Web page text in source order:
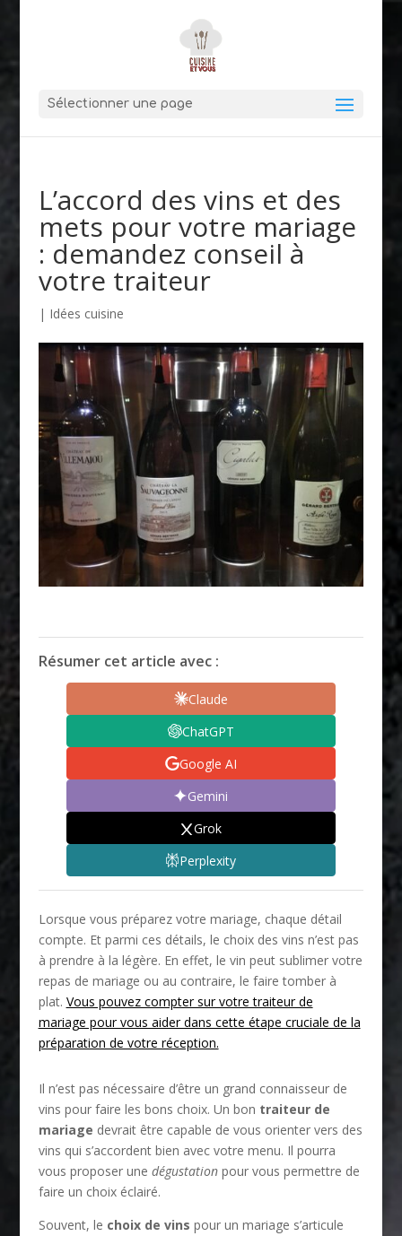
Sélectionner une page
L’accord des vins et des
mets pour votre mariage
: demandez conseil à
votre traiteur
| Idées cuisine
Résumer cet article avec :
Claude
ChatGPT
Google AI
Gemini
Grok
Perplexity
Lorsque vous préparez votre mariage, chaque détail
compte. Et parmi ces détails, le choix des vins n’est pas
à prendre à la légère. En effet, le vin peut sublimer votre
repas de mariage ou au contraire, le faire tomber à
plat. Vous pouvez compter sur votre traiteur de
mariage pour vous aider dans cette étape cruciale de la
préparation de votre réception.
Il n’est pas nécessaire d’être un grand connaisseur de
vins pour faire les bons choix. Un bon traiteur de
mariage devrait être capable de vous orienter vers des
vins qui s’accordent bien avec votre menu. Il pourra
vous proposer une dégustationpour vous permettre de
faire un choix éclairé.
Souvent, le choix de vins pour un mariage s’articule